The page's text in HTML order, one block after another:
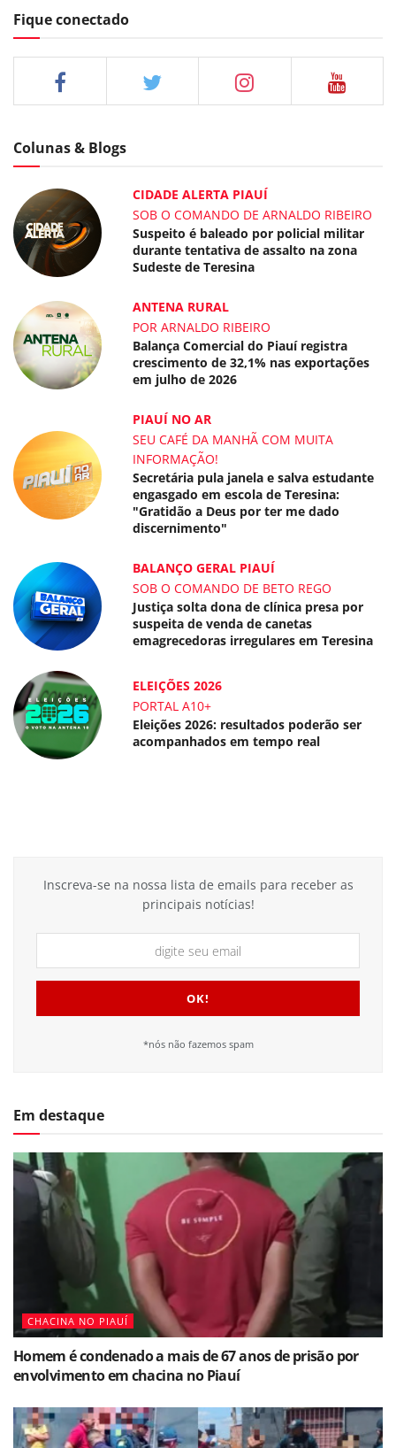
Fique conectado
Colunas & Blogs
CIDADE ALERTA PIAUÍ
SOB O COMANDO DE ARNALDO RIBEIRO
Suspeito é baleado por policial militar
durante tentativa de assalto na zona
Sudeste de Teresina
ANTENA RURAL
POR ARNALDO RIBEIRO
Balança Comercial do Piauí registra
crescimento de 32,1% nas exportações
em julho de 2026
PIAUÍ NO AR
SEU CAFÉ DA MANHÃ COM MUITA
INFORMAÇÃO!
Secretária pula janela e salva estudante
engasgado em escola de Teresina:
"Gratidão a Deus por ter me dado
discernimento"
BALANÇO GERAL PIAUÍ
SOB O COMANDO DE BETO REGO
Justiça solta dona de clínica presa por
suspeita de venda de canetas
emagrecedoras irregulares em Teresina
ELEIÇÕES 2026
PORTAL A10+
Eleições 2026: resultados poderão ser
acompanhados em tempo real
Inscreva-se na nossa lista de emails para receber as
principais notícias!
*nós não fazemos spam
Em destaque
CHACINA NO PIAUÍ
Homem é condenado a mais de 67 anos de prisão por
envolvimento em chacina no Piauí